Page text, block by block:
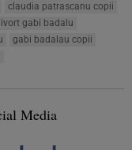
claudia patrascanu copii
gabi badalu
gabi badalau copii
Media